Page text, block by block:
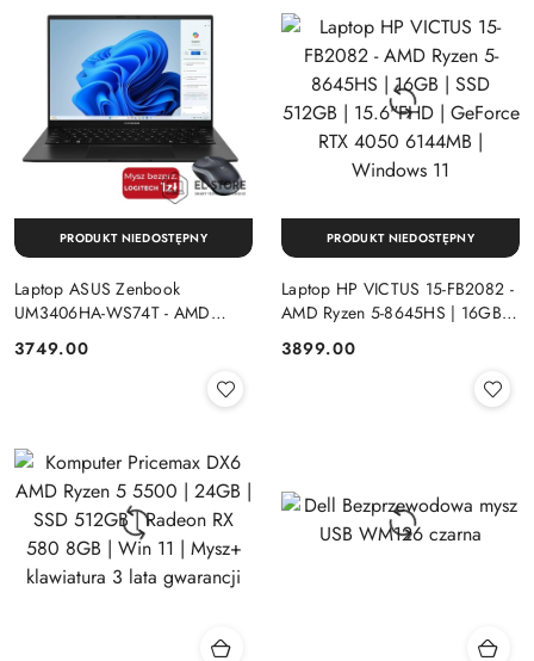
Laptop ASUS Zenbook
UM3406HA-WS74T - AMD
512GB | 14" OLED (1920x1200)
Cena:
3749.00
PRODUKT NIEDOSTĘPNY
Laptop HP VICTUS 15-FB2082 -
AMD Ryzen 5-8645HS | 16GB |
GeForce RTX 4050 6144MB |
Cena:
3899.00
PRODUKT NIEDOSTĘPNY